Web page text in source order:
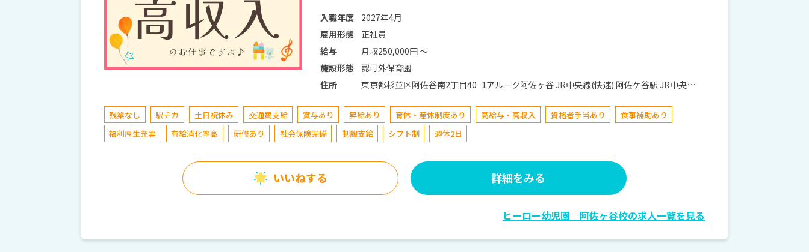
入職年度
2027年4月
雇用形態
正社員
給与
月収250,000円 〜
施設形態
認可外保育園
住所
東京都杉並区阿佐谷南2丁目40−1アルーク阿佐ヶ谷 JR中央線(快速) 阿佐ケ谷駅 JR中央
残業なし 駅チカ 土日祝休み 交通費支給 賞与あり 昇給あり 育休・産休制度あり 高給与・高収入 資格者手当あり
食事補助あり
福利厚生充実
有給消化率高 研修あり 社会保険完備 制服支給 シフト制 週休2日
いいねする 詳細をみる
ヒーロー幼児園 阿佐ヶ谷校の求人一覧を見る